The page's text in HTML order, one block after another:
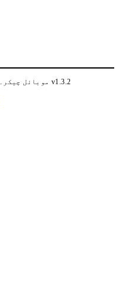
© 2026 WhatsApp موبائل چیکر۔ جملہ حقوق محفوظ ہیں۔v1.3.2